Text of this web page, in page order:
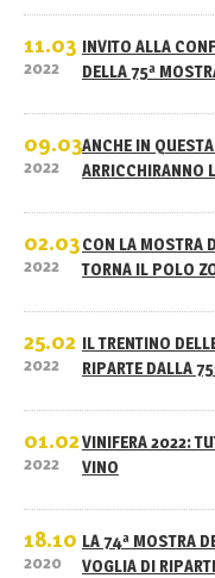
11.03
2022
INVITO ALLA
DELLA 75ª
09.03
2022
ANCHE IN
ARRICCHIRANNO
02.03
2022
CON LA MOSTRA
TORNA IL POLO
25.02
2022
IL TRENTINO
RIPARTE DALLA
01.02
2022
VINIFERA 2022:
VINO
18.10
2020
LA 74ª MOSTRA
VOGLIA DI